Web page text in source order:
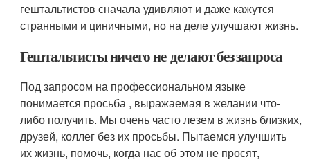
гештальтистов сначала удивляют и даже кажутся
странными и циничными, но на деле улучшают жизнь.
Гештальтисты ничего не делают без запроса
Под запросом на профессиональном языке
понимается просьба , выражаемая в желании что-
либо получить. Мы очень часто лезем в жизнь близких,
друзей, коллег без их просьбы. Пытаемся улучшить
их жизнь, помочь, когда нас об этом не просят,